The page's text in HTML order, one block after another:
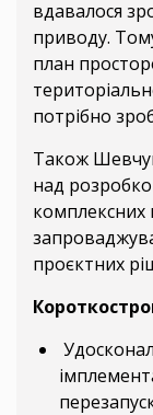
вдавалося
приводу.
план
потрібно
Також
над
комплексних
проєктних